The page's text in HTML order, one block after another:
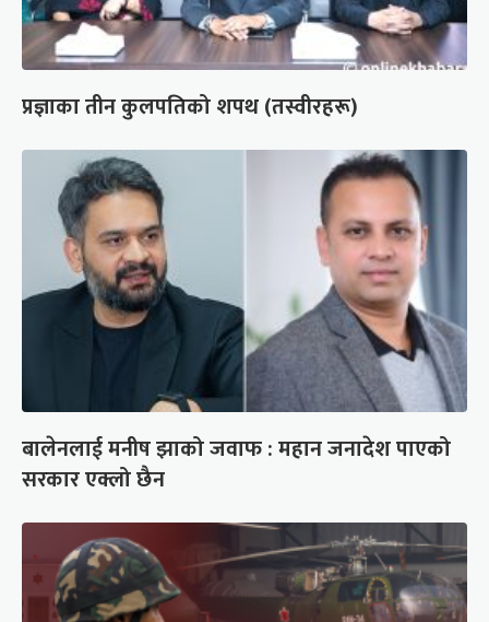
प्रज्ञाका तीन कुलपतिको शपथ (तस्वीरहरू)
बालेनलाई मनीष झाको जवाफ : महान जनादेश पाएको
सरकार एक्लो छैन